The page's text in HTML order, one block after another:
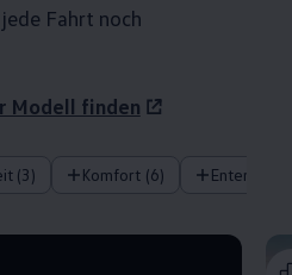
Fahrt noch
Modell finden
(3) Komfort (6)